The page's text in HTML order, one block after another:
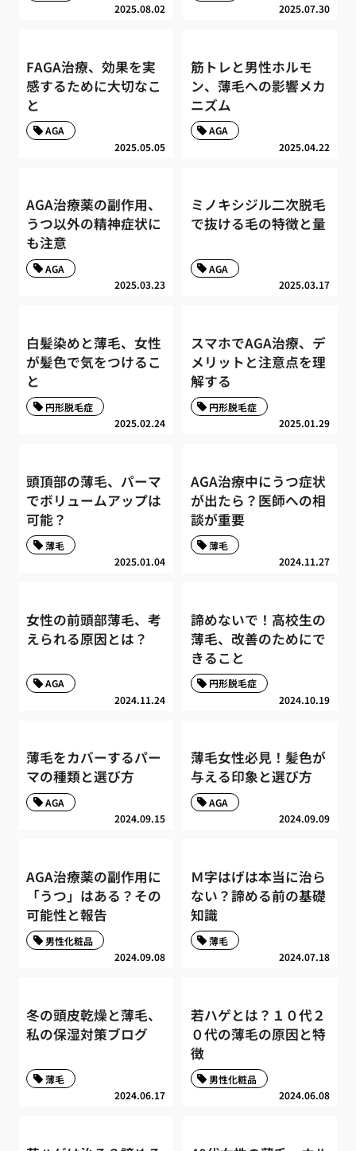
2025.08.02 2025.07.30
FAGA治療、効果を実
感するために大切なこ
と
2025.05.05
AGA
筋トレと男性ホルモ
ン、薄毛への影響メカ
ニズム
2025.04.22
AGA
AGA治療薬の副作用、
うつ以外の精神症状に
も注意
2025.03.23
AGA
ミノキシジル二次脱毛
で抜ける毛の特徴と量
2025.03.17
AGA
白髪染めと薄毛、女性
が髪色で気をつけるこ
と
2025.02.24
円形脱毛症
スマホでAGA治療、デ
メリットと注意点を理
解する
2025.01.29
円形脱毛症
頭頂部の薄毛、パーマ
でボリュームアップは
可能？
2025.01.04
薄毛
AGA治療中にうつ症状
が出たら？医師への相
談が重要
2024.11.27
薄毛
女性の前頭部薄毛、考
えられる原因とは？
2024.11.24
AGA
諦めないで！高校生の
薄毛、改善のためにで
きること
2024.10.19
円形脱毛症
薄毛をカバーするパー
マの種類と選び方
2024.09.15
AGA
薄毛女性必見！髪色が
与える印象と選び方
2024.09.09
AGA
AGA治療薬の副作用に
「うつ」はある？その
可能性と報告
2024.09.08
男性化粧品
Ｍ字はげは本当に治ら
ない？諦める前の基礎
知識
2024.07.18
薄毛
冬の頭皮乾燥と薄毛、
私の保湿対策ブログ
2024.06.17
薄毛
若ハゲとは？１０代２
０代の薄毛の原因と特
徴
2024.06.08
男性化粧品